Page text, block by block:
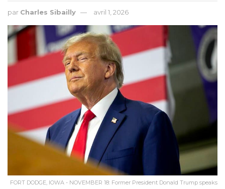
par Charles Sibailly avril 1, 2026
FORT DODGE, IOWA - NOVEMBER 18: Former President Donald Trump speaks